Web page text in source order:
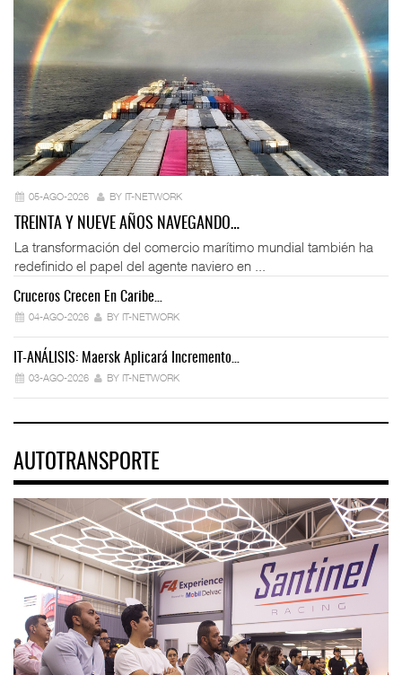
05-AGO-2026 BY IT-NETWORK
TREINTA Y NUEVE AÑOS NAVEGANDO…
La transformación del comercio marítimo mundial también ha
redefinido el papel del agente naviero en ...
Cruceros Crecen En Caribe…
04-AGO-2026 BY IT-NETWORK
IT-ANÁLISIS: Maersk Aplicará Incremento…
03-AGO-2026 BY IT-NETWORK
AUTOTRANSPORTE